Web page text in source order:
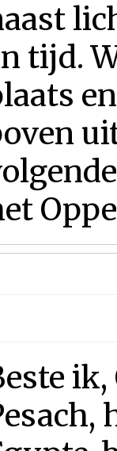
tijd.